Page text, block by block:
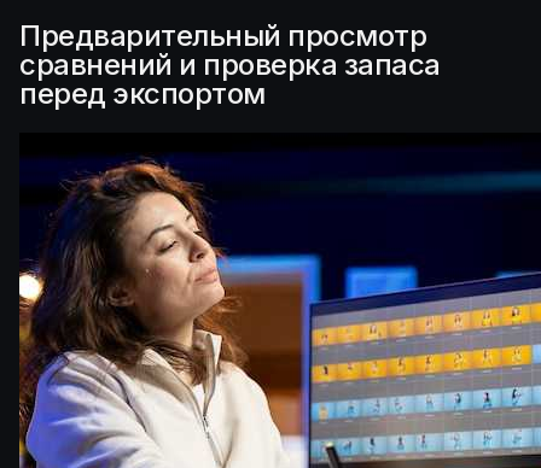
Предварительный просмотр
сравнений и проверка запаса
перед экспортом